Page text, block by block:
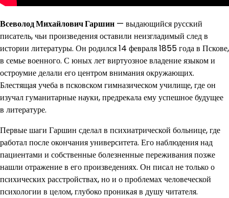
Всеволод Михайлович Гаршин — выдающийся русский
писатель, чьи произведения оставили неизгладимый след в
истории литературы. Он родился 14 февраля 1855 года в Пскове,
в семье военного. С юных лет виртуозное владение языком и
остроумие делали его центром внимания окружающих.
Блестящая учеба в псковском гимназическом училище, где он
изучал гуманитарные науки, предрекала ему успешное будущее
в литературе.
Первые шаги Гаршин сделал в психиатрической больнице, где
работал после окончания университета. Его наблюдения над
пациентами и собственные болезненные переживания позже
нашли отражение в его произведениях. Он писал не только о
психических расстройствах, но и о проблемах человеческой
психологии в целом, глубоко проникая в душу читателя.